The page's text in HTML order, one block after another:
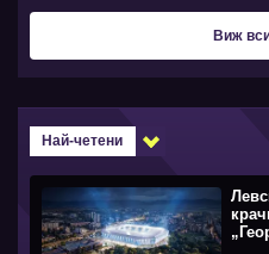
Виж
Най-четени